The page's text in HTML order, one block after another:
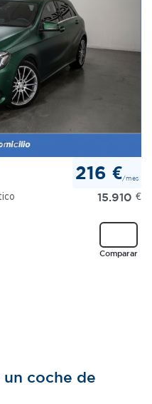
216 €/mes
15.910 €
Comparar
coche de